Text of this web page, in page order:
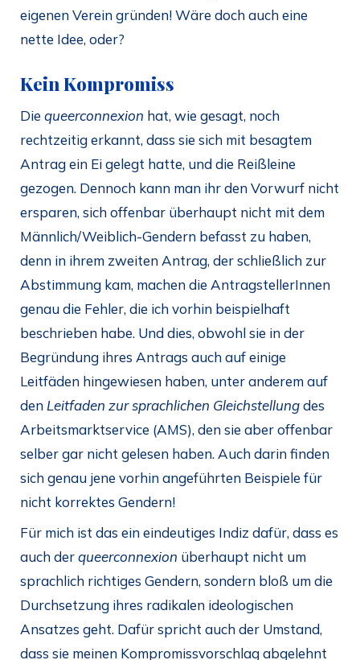
eigenen Verein gründen! Wäre doch auch eine
nette Idee, oder?
Kein Kompromiss
Die queerconnexion hat, wie gesagt, noch
rechtzeitig erkannt, dass sie sich mit besagtem
Antrag ein Ei gelegt hatte, und die Reißleine
gezogen. Dennoch kann man ihr den Vorwurf nicht
ersparen, sich offenbar überhaupt nicht mit dem
Männlich/Weiblich-Gendern befasst zu haben,
denn in ihrem zweiten Antrag, der schließlich zur
Abstimmung kam, machen die AntragstellerInnen
genau die Fehler, die ich vorhin beispielhaft
beschrieben habe. Und dies, obwohl sie in der
Begründung ihres Antrags auch auf einige
Leitfäden hingewiesen haben, unter anderem auf
den Leitfaden zur sprachlichen Gleichstellungdes
Arbeitsmarktservice (AMS), den sie aber offenbar
selber gar nicht gelesen haben. Auch darin finden
sich genau jene vorhin angeführten Beispiele für
nicht korrektes Gendern!
Für mich ist das ein eindeutiges Indiz dafür, dass es
auch derqueerconnexion überhaupt nicht um
sprachlich richtiges Gendern, sondern bloß um die
Durchsetzung ihres radikalen ideologischen
Ansatzes geht. Dafür spricht auch der Umstand,
dass sie meinen Kompromissvorschlag abgelehnt